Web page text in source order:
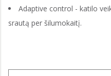
Adaptive control - katilo
srautą per šilumokaitį.